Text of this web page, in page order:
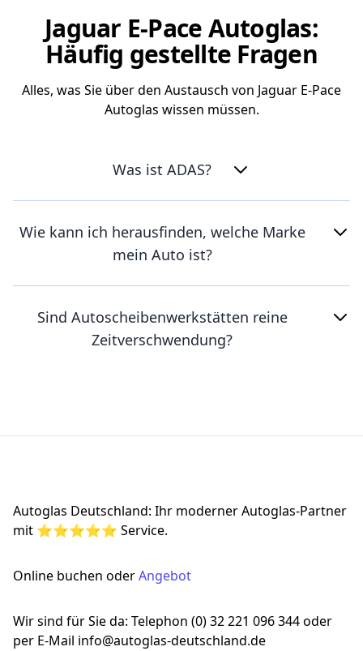
Jaguar E-Pace Autoglas:
Häufig gestellte Fragen
Alles, was Sie über den Austausch von Jaguar E-Pace
Autoglas wissen müssen.
Was ist ADAS?
Wie kann ich herausfinden, welche Marke
mein Auto ist?
Sind Autoscheibenwerkstätten reine
Zeitverschwendung?
Autoglas Deutschland: Ihr moderner Autoglas-Partner
mit ⭐⭐⭐⭐⭐ Service.
Online buchen oderAngebot
Wir sind für Sie da: Telephon (0) 32 221 096 344 oder
per E-Mail info@autoglas-deutschland.de